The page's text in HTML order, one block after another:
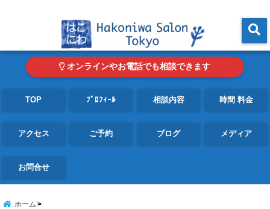
オンラインやお電話でも相談できます
TOP ﾌﾟﾛﾌｨｰﾙ 相談内容 時間 料金
アクセス ご予約 ブログ メディア
お問合せ
ホーム